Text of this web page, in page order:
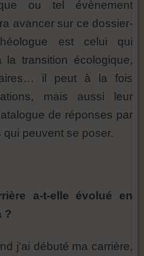
ou tel évènement
avancer sur ce dossier-
est celui qui
transition écologique,
il peut à la fois
mais aussi leur
de réponses par
peuvent se poser.
a-t-elle évolué en
?
j'ai débuté ma carrière,